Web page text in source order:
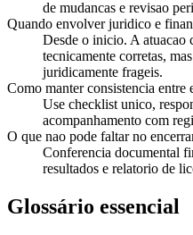
de mudancas e revisao
Quando envolver juridico e
Desde o inicio. A atuacao
tecnicamente corretas,
juridicamente frageis.
Como manter consistencia entre
Use checklist unico,
acompanhamento com
O que nao pode faltar no
Conferencia documental
resultados e relatorio de
Glossário essencial